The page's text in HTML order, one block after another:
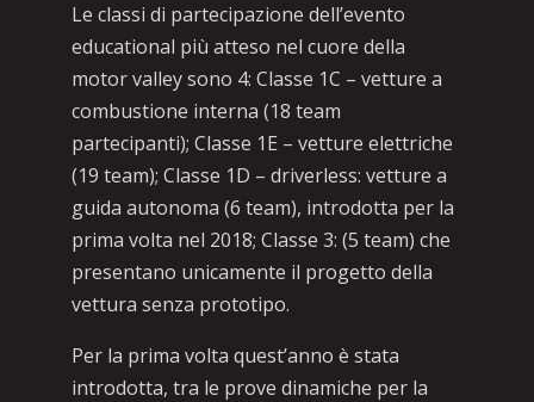
Le classi di partecipazione dell’evento
educational più atteso nel cuore della
motor valley sono 4: Classe 1C – vetture a
combustione interna (18 team
partecipanti); Classe 1E – vetture elettriche
(19 team); Classe 1D – driverless: vetture a
guida autonoma (6 team), introdotta per la
prima volta nel 2018; Classe 3: (5 team) che
presentano unicamente il progetto della
vettura senza prototipo.
Per la prima volta quest’anno è stata
introdotta, tra le prove dinamiche per la